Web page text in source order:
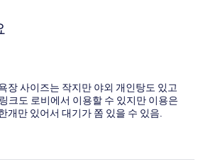
장 사이즈는 작지만 야외 개인탕도 있고
크도 로비에서 이용할 수 있지만 이용은
개만 있어서 대기가 쫌 있을 수 있음.